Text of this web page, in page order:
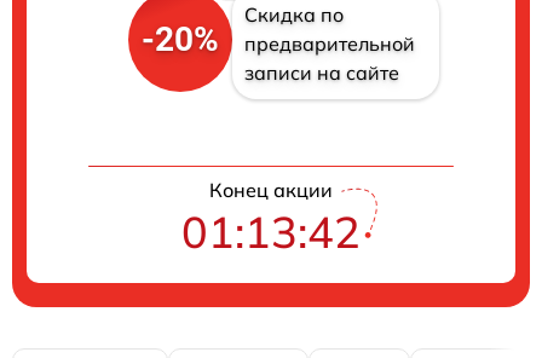
-20%
Скидка по
предварительной
записи на сайте
Конец акции
01:13:41